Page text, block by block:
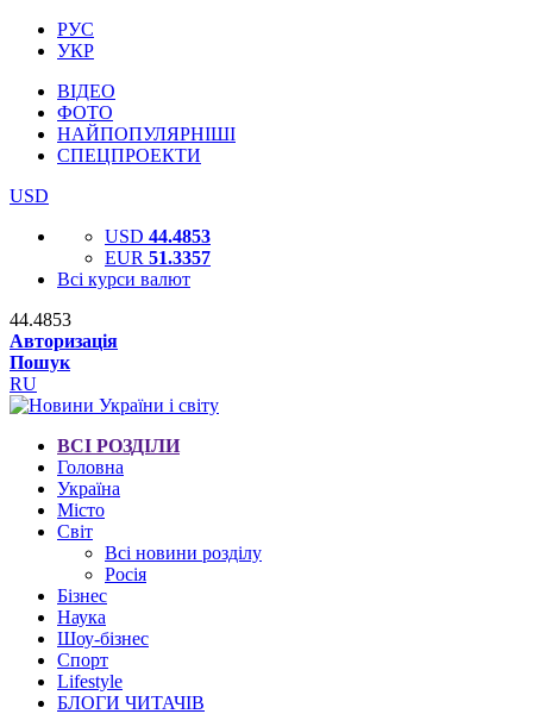
РУС
УКР
ВІДЕО
ФОТО
НАЙПОПУЛЯРНІШІ
СПЕЦПРОЕКТИ
USD
USD 44.4853
EUR 51.3357
Всі курси валют
44.4853
Авторизація
Пошук
RU
ВСІ РОЗДІЛИ
Головна
Україна
Місто
Світ
Всі новини розділу
Росія
Бізнес
Наука
Шоу-бізнес
Спорт
Lifestyle
БЛОГИ ЧИТАЧІВ